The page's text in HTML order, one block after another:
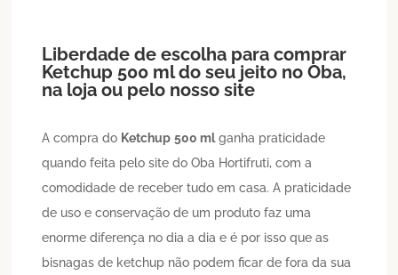
Liberdade de escolha para comprar
Ketchup 500 mldo seu jeito no Oba,
na loja ou pelo nosso site
A compra do Ketchup 500 mlganha praticidade
quando feita pelo site do Oba Hortifruti, com a
comodidade de receber tudo em casa. A praticidade
de uso e conservação de um produto faz uma
enorme diferença no dia a dia e é por isso que as
bisnagas de ketchup não podem ficar de fora da sua